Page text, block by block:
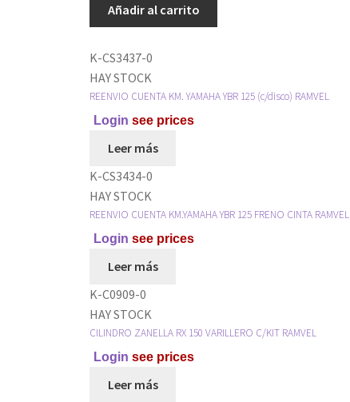
Añadir al carrito
K-CS3437-0
HAY STOCK
REENVIO CUENTA KM. YAMAHA YBR 125 (c/disco) RAMVEL
Login see prices
Leer más
K-CS3434-0
HAY STOCK
REENVIO CUENTA KM.YAMAHA YBR 125 FRENO CINTA RAMVEL
Login see prices
Leer más
K-C0909-0
HAY STOCK
CILINDRO ZANELLA RX 150 VARILLERO C/KIT RAMVEL
Login see prices
Leer más